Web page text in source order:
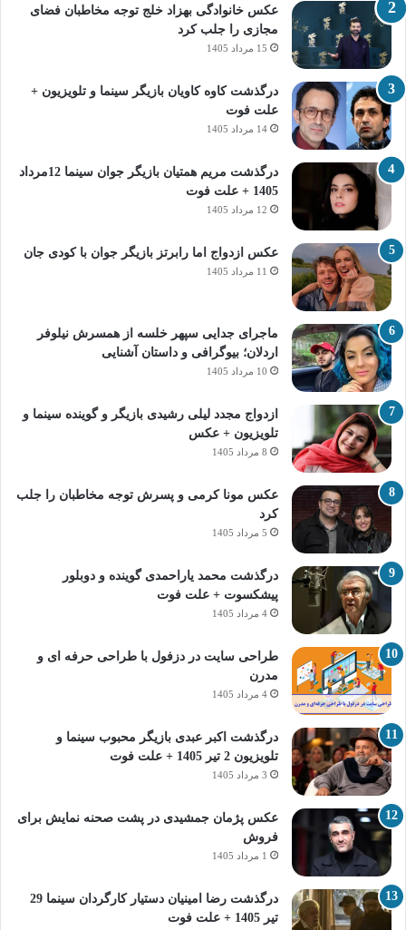
عکس خانوادگی بهزاد خلج توجه مخاطبان فضای
مجازی را جلب کرد
15 مرداد 1405
درگذشت کاوه کاویان بازیگر سینما و تلویزیون +
علت فوت
14 مرداد 1405
درگذشت مریم همتیان بازیگر جوان سینما 12مرداد
1405 + علت فوت
12 مرداد 1405
عکس ازدواج اما رابرتز بازیگر جوان با کودی جان
11 مرداد 1405
ماجرای جدایی سپهر خلسه از همسرش نیلوفر
اردلان؛ بیوگرافی و داستان آشنایی
10 مرداد 1405
ازدواج مجدد لیلی رشیدی بازیگر و گوینده سینما و
تلویزیون + عکس
8 مرداد 1405
عکس مونا کرمی و پسرش توجه مخاطبان را جلب
کرد
5 مرداد 1405
درگذشت محمد یاراحمدی گوینده و دوبلور
پیشکسوت + علت فوت
4 مرداد 1405
طراحی سایت در دزفول با طراحی حرفه‌ ای و
مدرن
4 مرداد 1405
درگذشت اکبر عبدی بازیگر محبوب سینما و
تلویزیون 2 تیر 1405 + علت فوت
3 مرداد 1405
عکس پژمان جمشیدی در پشت صحنه نمایش برای
فروش
1 مرداد 1405
درگذشت رضا امینیان دستیار کارگردان سینما 29
تیر 1405 + علت فوت